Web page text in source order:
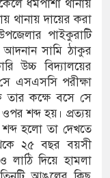
ধর্মপাশা থানায়
থানায় দায়ের করা
পাইকুরাটি
আদনান সামি ঠাকুর
উচ্চ বিদ্যালয়ের
সে এসএসসি পরীক্ষা
তার কক্ষে বসে সে
শব্দ হয়। প্রত্যয়
শব্দ হলো তা দেখতে
২৫ বছর বয়সী
দিয়ে হামলা